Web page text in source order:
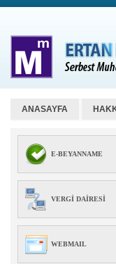
ANASAYFA
E-BEYANNAME
VERGI DAIRESI
WEBMAIL